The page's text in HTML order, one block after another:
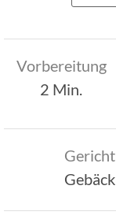
Vorbereitung
2 Minuten
Min.
Gericht
Gebäck